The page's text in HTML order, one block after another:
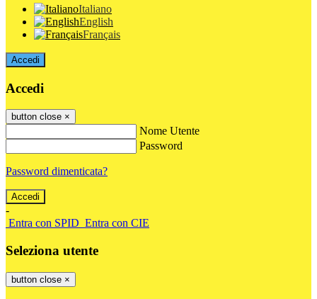
Italiano
English
Français
Accedi
Accedi
button close ×
Nome Utente
Password
Password dimenticata?
-
Entra con SPID Entra con CIE
Seleziona utente
button close ×